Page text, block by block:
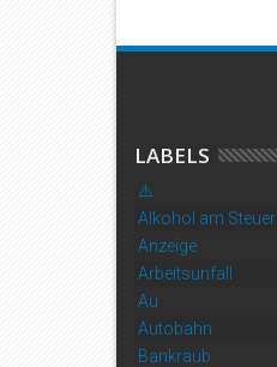
LABELS
⚠️
Alkohol am Steuer
Anzeige
Arbeitsunfall
Au
Autobahn
Bankraub